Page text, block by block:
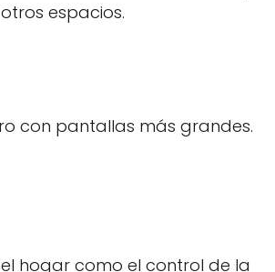
espacios.
con pantallas más grandes.
hogar como el control de la